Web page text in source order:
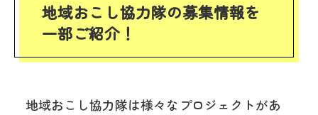
地域おこし協力隊の募集情報を
一部ご紹介！
地域おこし協力隊は様々なプロジェクトがあ